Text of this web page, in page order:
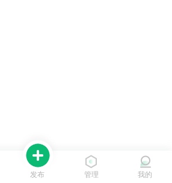
发布 管理 我的